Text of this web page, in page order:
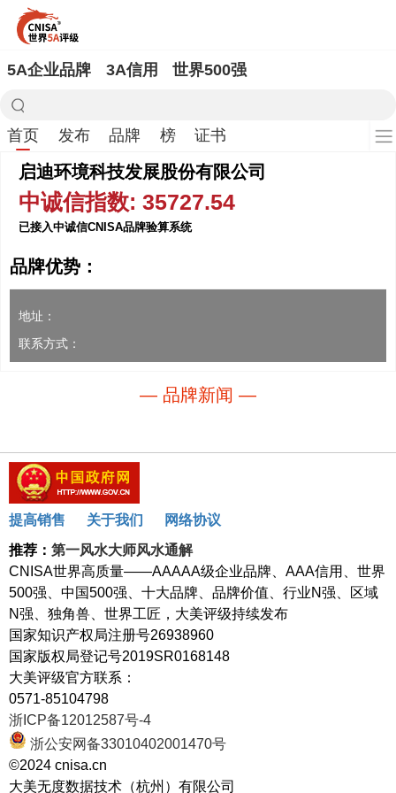
5A企业品牌 3A信用 世界500强
首页 发布 品牌 榜 证书
启迪环境科技发展股份有限公司
中诚信指数: 35727.54
已接入中诚信CNISA品牌验算系统
品牌优势：
地址：
联系方式：
— 品牌新闻 —
提高销售 关于我们
网络协议
推荐： 第一风水大师风水通解
CNISA世界高质量——AAAAA级企业品牌、AAA信用、世界
500强、中国500强、十大品牌、品牌价值、行业N强、区域
N强、独角兽、世界工匠，大美评级持续发布
国家知识产权局注册号26938960
国家版权局登记号2019SR0168148
大美评级官方联系：
0571-85104798
浙ICP备12012587号-4
浙公安网备33010402001470号
©2024 cnisa.cn
大美无度数据技术（杭州）有限公司